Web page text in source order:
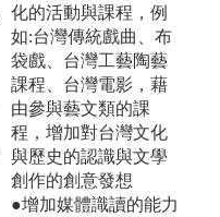
化的活動與課程，例
如:台灣傳統戲曲、布
袋戲、台灣工藝陶藝
課程、台灣電影，藉
由參與藝文類的課
程，增加對台灣文化
與歷史的認識與文學
創作的創意發想
●增加媒體識讀的能力